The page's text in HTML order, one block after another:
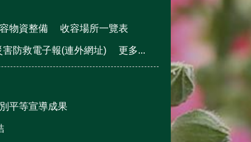
物資整備 收容場所一覽表
害防救電子報(連外網址) 更多...
平等宣導成果